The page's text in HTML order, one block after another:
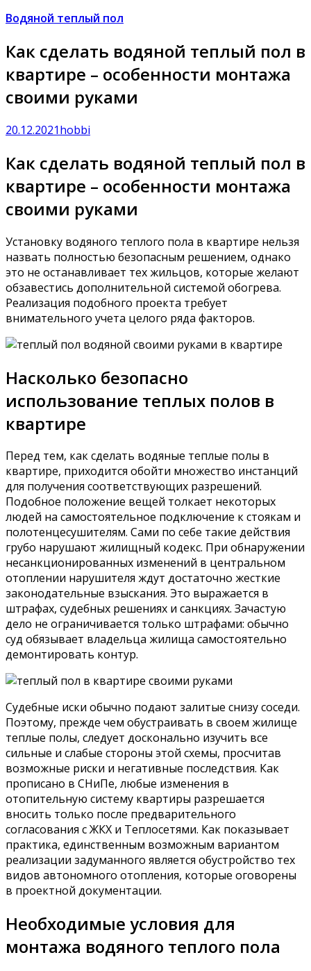
Водяной теплый пол
Как сделать водяной теплый пол в
квартире – особенности монтажа
своими руками
20.12.2021hobbi
Как сделать водяной теплый пол в
квартире – особенности монтажа
своими руками
Установку водяного теплого пола в квартире нельзя
назвать полностью безопасным решением, однако
это не останавливает тех жильцов, которые желают
обзавестись дополнительной системой обогрева.
Реализация подобного проекта требует
внимательного учета целого ряда факторов.
Насколько безопасно
использование теплых полов в
квартире
Перед тем, как сделать водяные теплые полы в
квартире, приходится обойти множество инстанций
для получения соответствующих разрешений.
Подобное положение вещей толкает некоторых
людей на самостоятельное подключение к стоякам и
полотенцесушителям. Сами по себе такие действия
грубо нарушают жилищный кодекс. При обнаружении
несанкционированных изменений в центральном
отоплении нарушителя ждут достаточно жесткие
законодательные взыскания. Это выражается в
штрафах, судебных решениях и санкциях. Зачастую
дело не ограничивается только штрафами: обычно
суд обязывает владельца жилища самостоятельно
демонтировать контур.
Судебные иски обычно подают залитые снизу соседи.
Поэтому, прежде чем обустраивать в своем жилище
теплые полы, следует досконально изучить все
сильные и слабые стороны этой схемы, просчитав
возможные риски и негативные последствия. Как
прописано в СНиПе, любые изменения в
отопительную систему квартиры разрешается
вносить только после предварительного
согласования с ЖКХ и Теплосетями. Как показывает
практика, единственным возможным вариантом
реализации задуманного является обустройство тех
видов автономного отопления, которые оговорены
в проектной документации.
Необходимые условия для
монтажа водяного теплого пола